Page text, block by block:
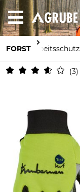
FORST Arbeitsschutz
3